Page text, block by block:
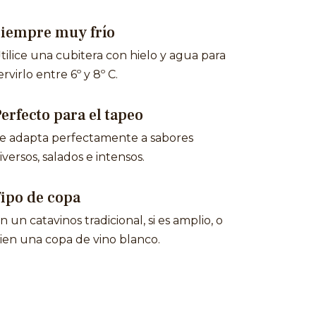
muy frío
una cubitera con hielo y agua para
entre 6º y 8º C.
para el tapeo
adapta perfectamente a sabores
salados e intensos.
de copa
un catavinos tradicional, si es amplio, o
una copa de vino blanco.